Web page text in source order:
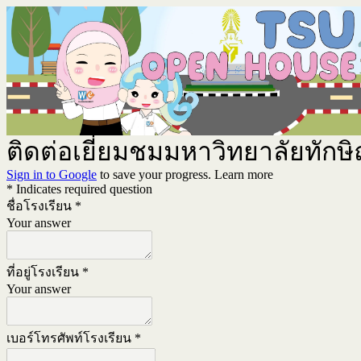
ติดต่อเยี่ยมชมมหาวิทยาลัยทัก
Sign in to Google to save your progress. Learn more
* Indicates required question
ชื่อโรงเรียน *
Your answer
ที่อยู่โรงเรียน *
Your answer
เบอร์โทรศัพท์โรงเรียน *